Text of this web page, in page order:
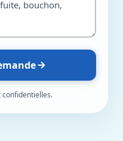
confidentielles.